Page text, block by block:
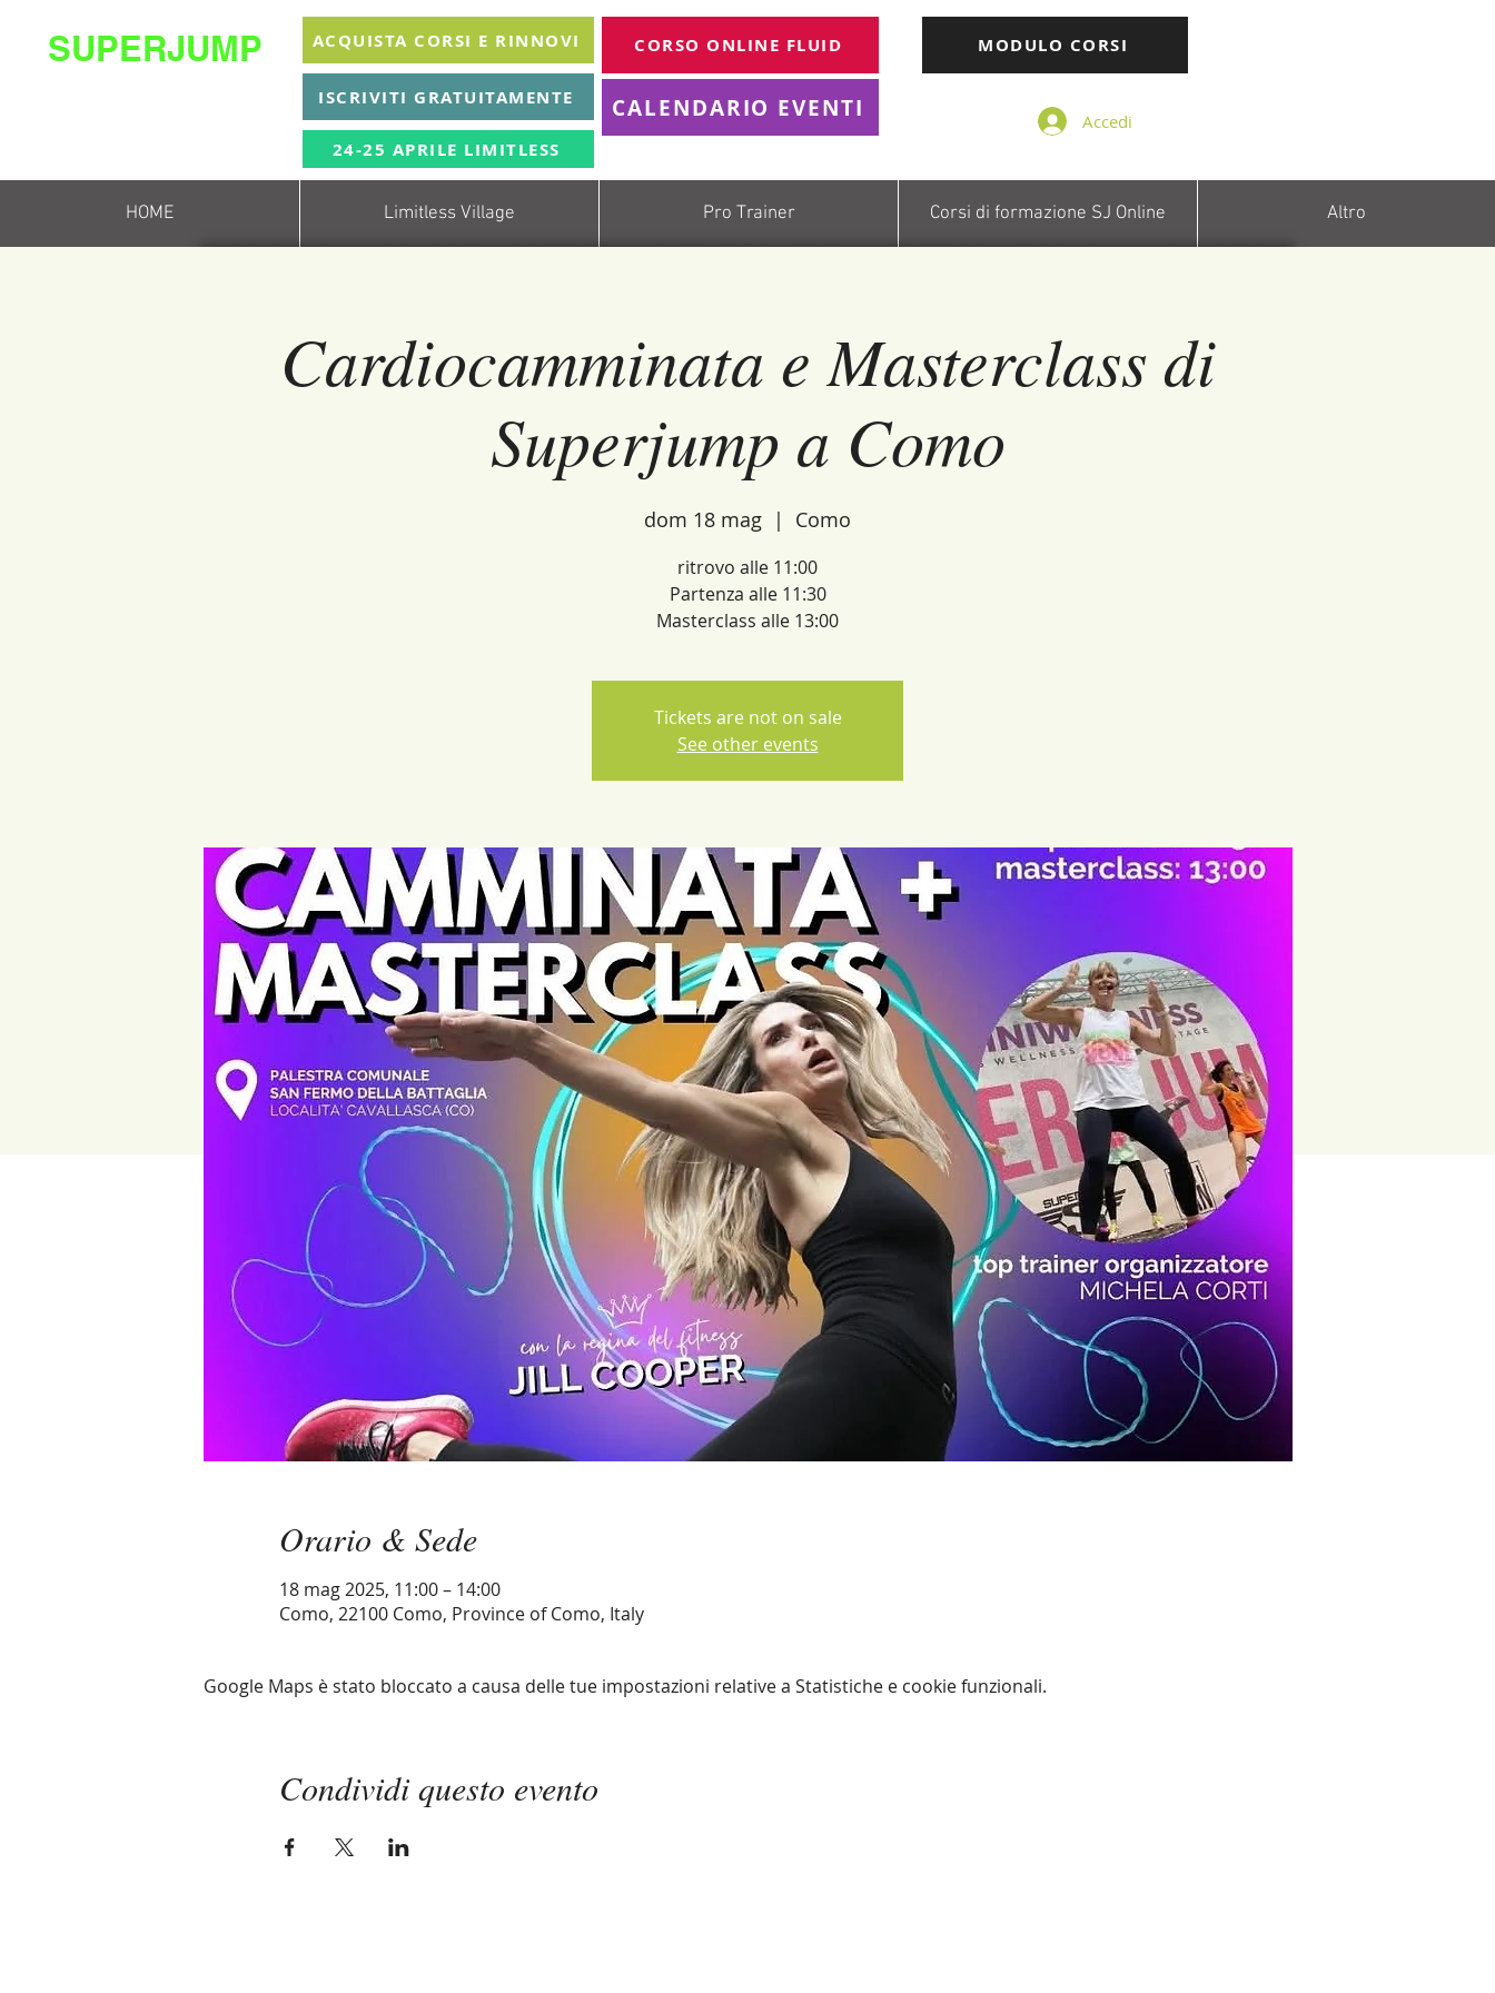
SUPERJUMP
HOME Limitless Village Pro Trainer Corsi di formazione SJ Online Altro
Accedi
ACQUISTA CORSI E RINNOVI CORSO ONLINE FLUID MODULO CORSI
ISCRIVITI GRATUITAMENTE CALENDARIO EVENTI
24-25 APRILE LIMITLESS
Cardiocamminata e Masterclass di
Superjump a Como
dom 18 mag
  |
Como
ritrovo alle 11:00
Partenza alle 11:30
Tickets are not on sale
See other events
Orario & Sede
18 mag 2025, 11:00 – 14:00
Como, 22100 Como, Province of Como, Italy
Google Maps è stato bloccato a causa delle tue impostazioni relative a Statistiche e cookie funzionali.
Condividi questo evento